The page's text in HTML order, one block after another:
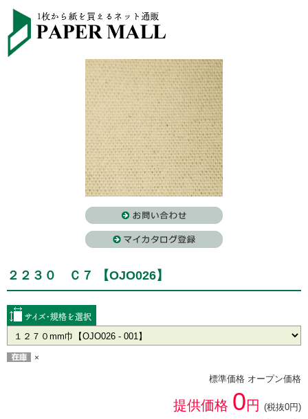
２２３０ Ｃ７ 【OJO026】
×
標準価格 オープン価格
提供価格 0円 (税抜0円)